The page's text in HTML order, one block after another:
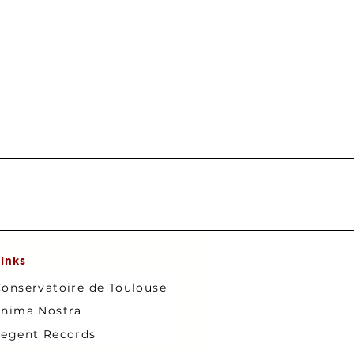
de Toulouse
Nostra
Records